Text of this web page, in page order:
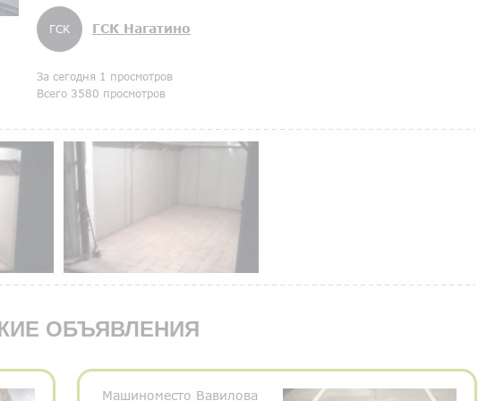
ГСК ГСК Нагатино
За сегодня 1 просмотров
Всего 3580 просмотров
ОБЪЯВЛЕНИЯ
Машиноместо Вавилова